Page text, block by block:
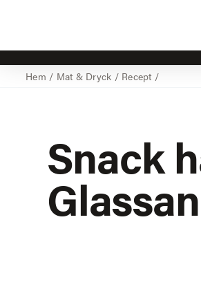
Hem / Mat & Dryck / Recept/
Snack